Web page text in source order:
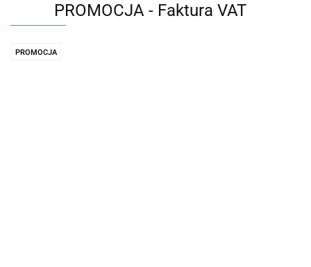
PROMOCJA - Faktura VAT
PROMOCJA